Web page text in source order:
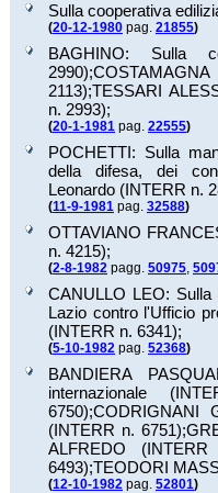
Sulla cooperativa
(20-12-1980 pag. 21855)
BAGHINO: Sulla
2990);
2113);TESSARI
n. 2993);
(20-1-1981 pag. 22555)
POCHETTI: Sulla
della difesa, dei
Leonardo (INTERR n.
(11-9-1981 pag. 32588)
OTTAVIANO
n. 4215);
(2-8-1982 pagg. 50975
CANULLO LEO:
Lazio contro l'Ufficio
(INTERR n. 6341);
(5-10-1982 pag. 52368)
BANDIERA
internazionale
6750);CODRIGNANI
(INTERR n. 6751);
ALFREDO
6493);TEODORI
(12-10-1982 pag. 52801)